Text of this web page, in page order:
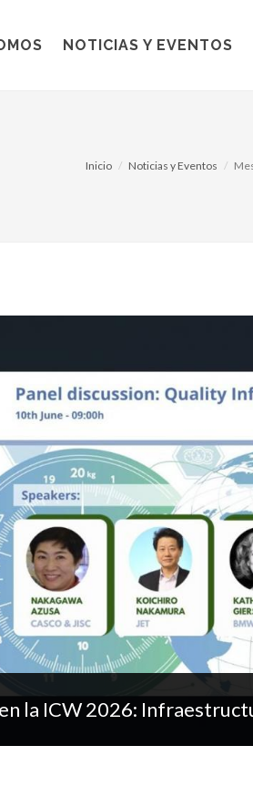
NOTICIAS Y EVENTOS
Inicio Noticias y Eventos
la ICW 2026: